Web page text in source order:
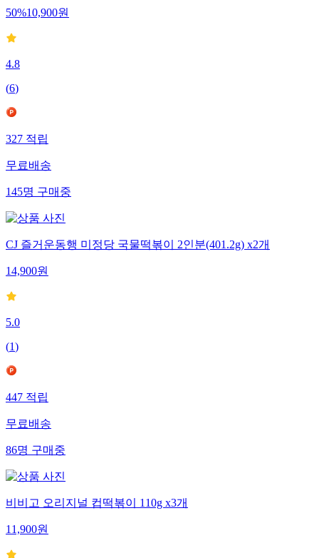
50%10,900원
4.8
(6)
327적립
무료배송
145명구매중
CJ 즐거운동행 미정당 국물떡볶이 2인분(401.2g) x2개
14,900원
5.0
(1)
447적립
무료배송
86명구매중
비비고 오리지널 컵떡볶이 110g x3개
11,900원